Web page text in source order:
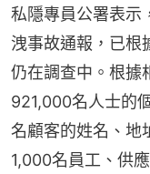
私隱專員公署表示
洩事故通報，已根
仍在調查中。根據
921,000名人士的
名顧客的姓名、地
1,000名員工、供